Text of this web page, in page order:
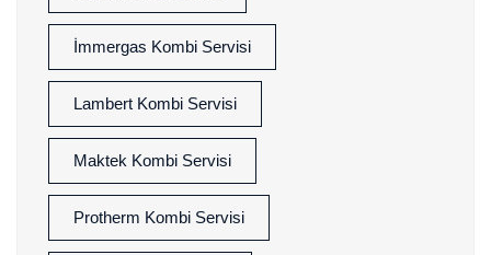
İmmergas Kombi Servisi
Lambert Kombi Servisi
Maktek Kombi Servisi
Protherm Kombi Servisi